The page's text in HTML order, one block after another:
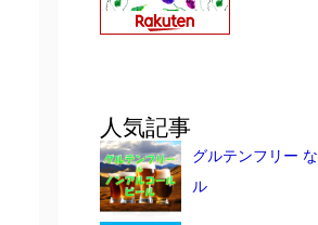
人気記事
グルテンフリー
ル